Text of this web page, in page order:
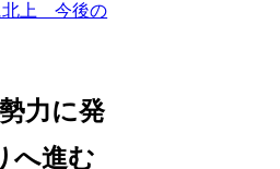
北上 今後の
力に発
へ進む